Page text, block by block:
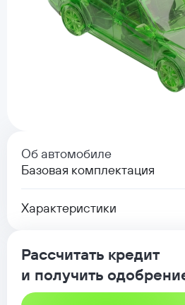
Об автомобиле
Базовая комплектация
Характеристики
Рассчитать кредит
и получить